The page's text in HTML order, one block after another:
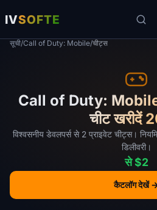
IVSOFTE
सूची/Call of Duty: Mobile/चीट्स
Call of Duty: Mobile
चीट खरीदें
विश्वसनीय डेवलपर्स से 2 प्राइवेट चीट्स।
डिलीवरी।
से $2
कैटलॉग देखें